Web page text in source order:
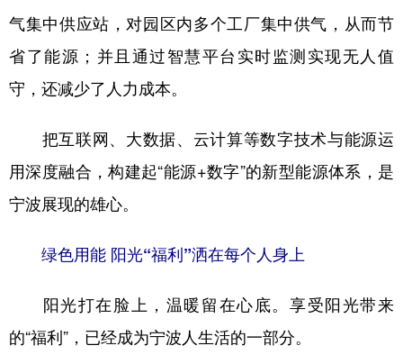
气集中供应站，对园区内多个工厂集中供气，从而节
省了能源；并且通过智慧平台实时监测实现无人值
守，还减少了人力成本。
把互联网、大数据、云计算等数字技术与能源运
用深度融合，构建起“能源+数字”的新型能源体系，是
宁波展现的雄心。
绿色用能 阳光“福利”洒在每个人身上
阳光打在脸上，温暖留在心底。享受阳光带来
的“福利”，已经成为宁波人生活的一部分。